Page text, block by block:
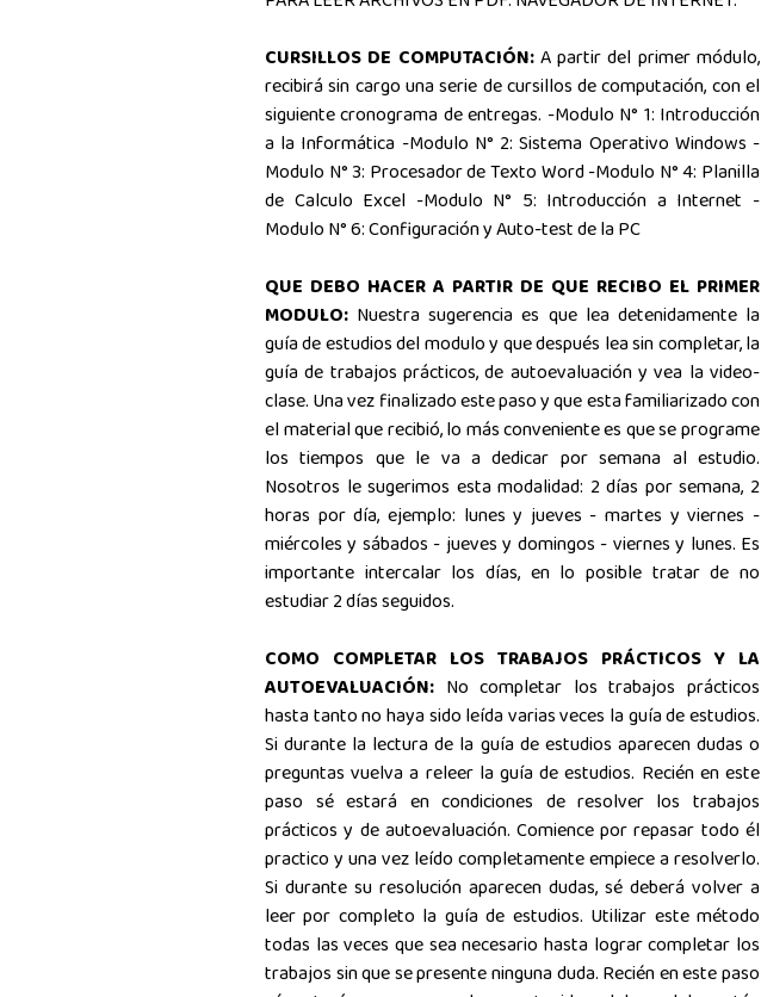
CURSILLOS DE COMPUTACIÓN:A partir del primer módulo,
recibirá sin cargo una serie de cursillos de computación, con el
siguiente cronograma de entregas. -Modulo N° 1: Introducción
a la Informática -Modulo N° 2: Sistema Operativo Windows -
Modulo N° 3: Procesador de Texto Word -Modulo N° 4: Planilla
de Calculo Excel -Modulo N° 5: Introducción a Internet -
Modulo N° 6: Configuración y Auto-test de la PC
QUE DEBO HACER A PARTIR DE QUE RECIBO EL PRIMER
MODULO: Nuestra sugerencia es que lea detenidamente la
guía de estudios del modulo y que después lea sin completar, la
guía de trabajos prácticos, de autoevaluación y vea la video-
clase. Una vez finalizado este paso y que esta familiarizado con
el material que recibió, lo más conveniente es que se programe
los tiempos que le va a dedicar por semana al estudio.
Nosotros le sugerimos esta modalidad: 2 días por semana, 2
horas por día, ejemplo: lunes y jueves - martes y viernes -
miércoles y sábados - jueves y domingos - viernes y lunes. Es
importante intercalar los días, en lo posible tratar de no
estudiar 2 días seguidos.
COMO COMPLETAR LOS TRABAJOS PRÁCTICOS Y LA
AUTOEVALUACIÓN: No completar los trabajos prácticos
hasta tanto no haya sido leída varias veces la guía de estudios.
Si durante la lectura de la guía de estudios aparecen dudas o
preguntas vuelva a releer la guía de estudios. Recién en este
paso sé estará en condiciones de resolver los trabajos
prácticos y de autoevaluación. Comience por repasar todo él
practico y una vez leído completamente empiece a resolverlo.
Si durante su resolución aparecen dudas, sé deberá volver a
leer por completo la guía de estudios. Utilizar este método
todas las veces que sea necesario hasta lograr completar los
trabajos sin que se presente ninguna duda. Recién en este paso